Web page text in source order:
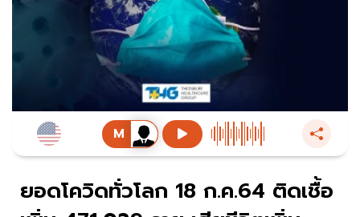
ยอดโควิดทั่วโลก 18 ก.ค.64 ติดเชื้อ